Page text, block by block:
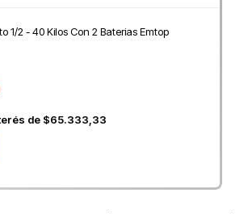
1/2 - 40 Kilos Con 2 Baterias Emtop
de $65.333,33